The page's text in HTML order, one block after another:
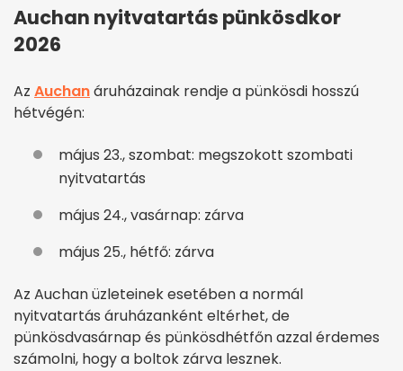
Auchan nyitvatartás pünkösdkor
2026
Az Auchanáruházainak rendje a pünkösdi hosszú
hétvégén:
május 23., szombat: megszokott szombati
nyitvatartás
május 24., vasárnap: zárva
május 25., hétfő: zárva
Az Auchan üzleteinek esetében a normál
nyitvatartás áruházanként eltérhet, de
pünkösdvasárnap és pünkösdhétfőn azzal érdemes
számolni, hogy a boltok zárva lesznek.